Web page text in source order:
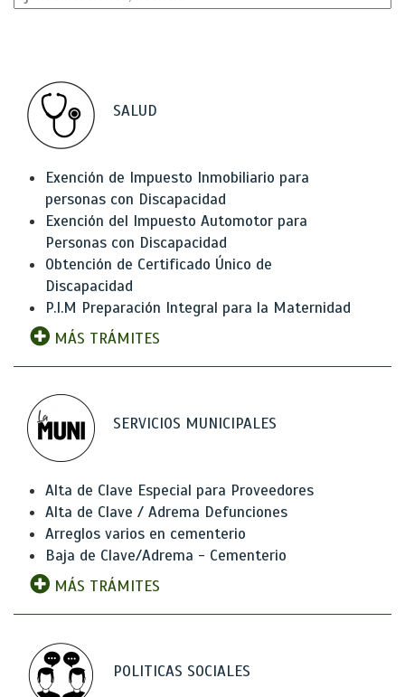
SALUD
Exención de Impuesto Inmobiliario para
personas con Discapacidad
Exención del Impuesto Automotor para
Personas con Discapacidad
Obtención de Certificado Único de
Discapacidad
P.I.M Preparación Integral para la Maternidad
MÁS TRÁMITES
SERVICIOS MUNICIPALES
Alta de Clave Especial para Proveedores
Alta de Clave / Adrema Defunciones
Arreglos varios en cementerio
Baja de Clave/Adrema - Cementerio
MÁS TRÁMITES
POLITICAS SOCIALES